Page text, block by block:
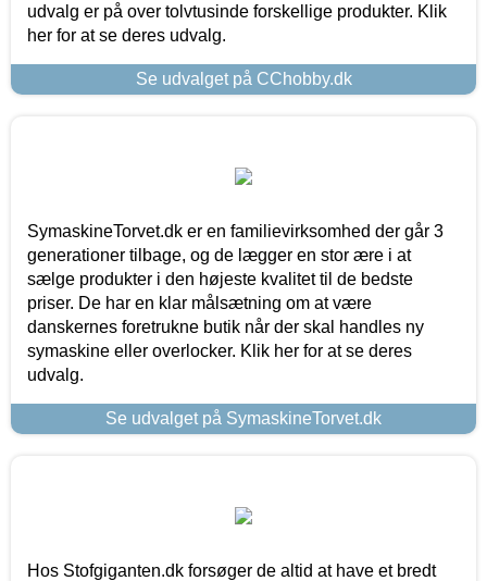
udvalg er på over tolvtusinde forskellige produkter. Klik
her for at se deres udvalg.
Se udvalget på CChobby.dk
SymaskineTorvet.dk er en familievirksomhed der går 3
generationer tilbage, og de lægger en stor ære i at
sælge produkter i den højeste kvalitet til de bedste
priser. De har en klar målsætning om at være
danskernes foretrukne butik når der skal handles ny
symaskine eller overlocker. Klik her for at se deres
udvalg.
Se udvalget på SymaskineTorvet.dk
Hos Stofgiganten.dk forsøger de altid at have et bredt